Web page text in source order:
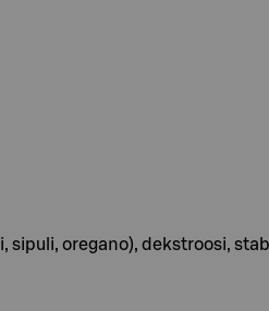
sipuli, oregano), dekstroosi,